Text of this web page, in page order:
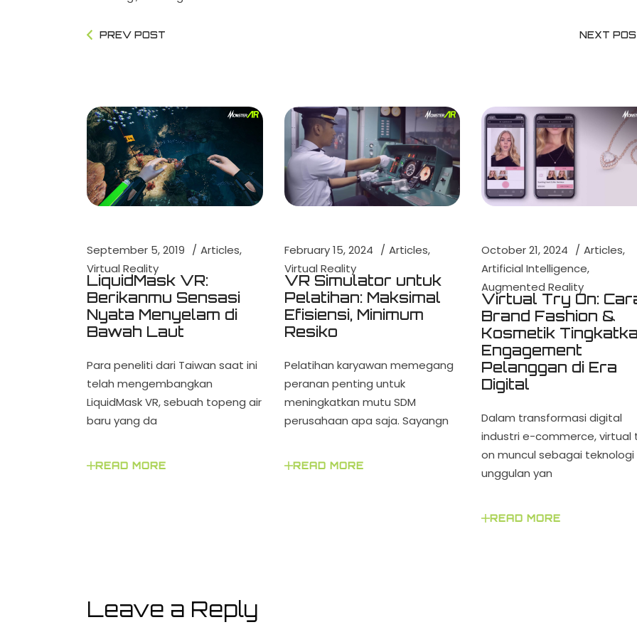
PREV POST NEXT
September 5, 2019
Articles
Virtual Reality
LiquidMask VR:
Berikanmu Sensasi
Nyata Menyelam di
Bawah Laut
Para peneliti dari Taiwan saat ini
telah mengembangkan
LiquidMask VR, sebuah topeng air
baru yang da
READ MORE
February 15, 2024
Articles
Virtual Reality
VR Simulator untuk
Pelatihan: Maksimal
Efisiensi, Minimum
Resiko
Pelatihan karyawan memegang
peranan penting untuk
meningkatkan mutu SDM
perusahaan apa saja. Sayangn
READ MORE
October 21, 2024
Articles
Artificial Intelligence
Augmented Reality
Virtual Try On:
Brand Fashion &
Kosmetik
Engagement
Pelanggan di Era
Digital
Dalam transformasi digital
industri e-commerce, virtual
on muncul sebagai teknologi
unggulan yan
READ MORE
Leave a Reply